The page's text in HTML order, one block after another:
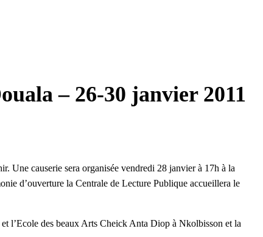
– 26-30 janvier 2011
Une causerie sera organisée vendredi 28 janvier à 17h à la
d’ouverture la Centrale de Lecture Publique accueillera le
l’Ecole des beaux Arts Cheick Anta Diop à Nkolbisson et la